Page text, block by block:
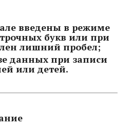
введены в режиме
букв или при
лишний пробел;
данных при записи
или детей.